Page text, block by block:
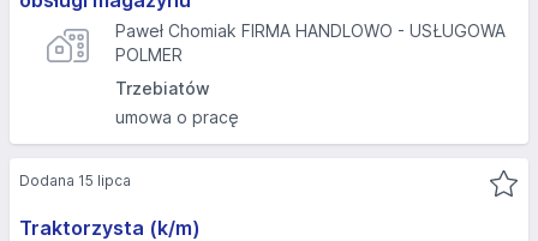
Paweł Chomiak FIRMA HANDLOWO - USŁUGOWA
POLMER
Trzebiatów
umowa o pracę
Traktorzysta (k/m)
Dodana 15 lipca